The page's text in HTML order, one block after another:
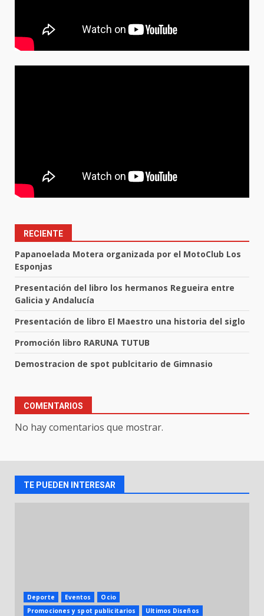
RECIENTE
Papanoelada Motera organizada por el MotoClub Los
Esponjas
Presentación del libro los hermanos Regueira entre
Galicia y Andalucía
Presentación de libro El Maestro una historia del siglo
Promoción libro RARUNA TUTUB
Demostracion de spot publcitario de Gimnasio
COMENTARIOS
No hay comentarios que mostrar.
TE PUEDEN INTERESAR
Deporte Eventos
Ocio
Promociones y spot publicitarios
Ultimos Diseños